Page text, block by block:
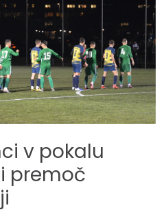
v pokalu
premoč